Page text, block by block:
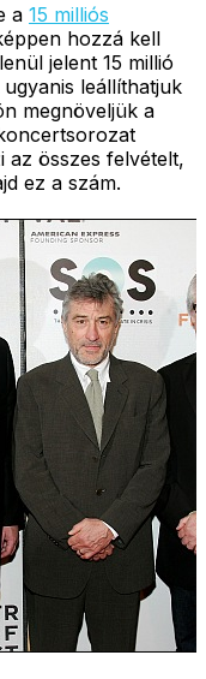
a 15 milliós
hozzá kell
jelent 15 millió
leállíthatjuk
megnöveljük a
az összes felvételt,
ez a szám.